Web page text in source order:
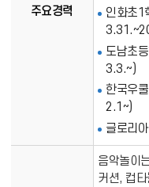
주요경력
인화초1
도남초
3.3.~)
한국우
2.1~)
글로리
음악놀이
커션, 컵